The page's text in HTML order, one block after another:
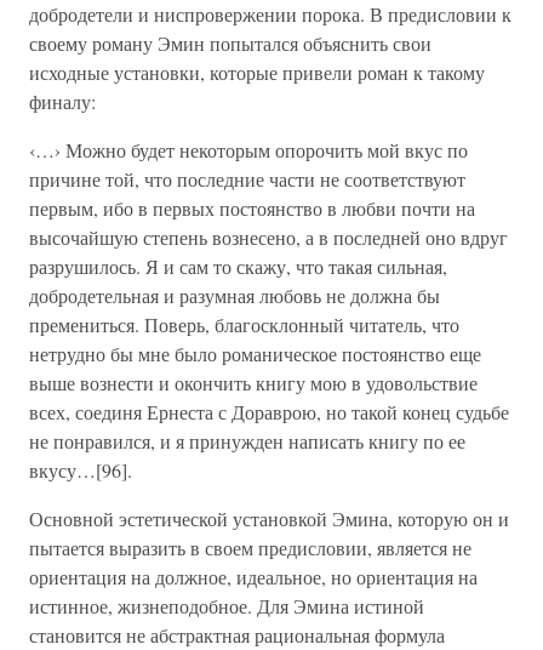
добродетели и ниспровержении порока. В предисловии к
своему роману Эмин попытался объяснить свои
исходные установки, которые привели роман к такому
финалу:
‹…› Можно будет некоторым опорочить мой вкус по
причине той, что последние части не соответствуют
первым, ибо в первых постоянство в любви почти на
высочайшую степень вознесено, а в последней оно вдруг
разрушилось. Я и сам то скажу, что такая сильная,
добродетельная и разумная любовь не должна бы
премениться. Поверь, благосклонный читатель, что
нетрудно бы мне было романическое постоянство еще
выше вознести и окончить книгу мою в удовольствие
всех, соединя Ернеста с Дораврою, но такой конец судьбе
не понравился, и я принужден написать книгу по ее
вкусу…[96].
Основной эстетической установкой Эмина, которую он и
пытается выразить в своем предисловии, является не
ориентация на должное, идеальное, но ориентация на
истинное, жизнеподобное. Для Эмина истиной
становится не абстрактная рациональная формула